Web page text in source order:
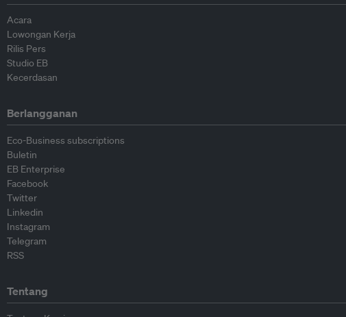
Acara
Lowongan Kerja
Rilis Pers
Studio EB
Kecerdasan
Berlangganan
Eco-Business subscriptions
Buletin
EB Enterprise
Facebook
Twitter
Linkedin
Instagram
Telegram
RSS
Tentang